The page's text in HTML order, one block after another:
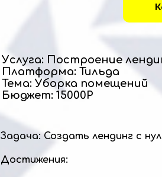
Услуга: Построение
Платформа: Тильда
Тема: Уборка помещений
Бюджет: 15000Р
Задача: Создать лендинг с
Достижения: